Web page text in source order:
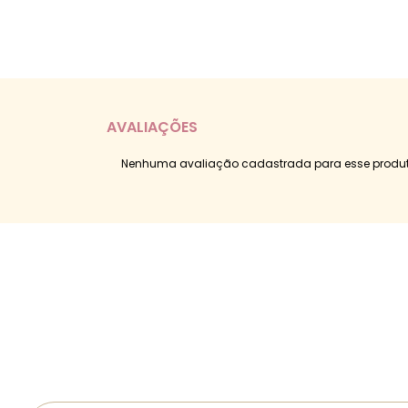
AVALIAÇÕES
Nenhuma avaliação cadastrada para esse